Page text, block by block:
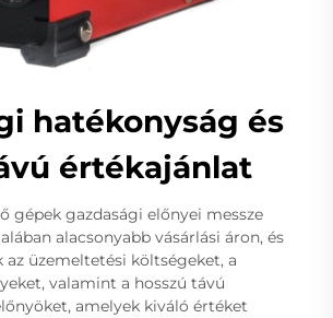
hatékonyság és
értékajánlat
gépek gazdasági előnyei messze
alacsonyabb vásárlási áron, és
üzemeltetési költségeket, a
valamint a hosszú távú
amelyek kiváló értéket